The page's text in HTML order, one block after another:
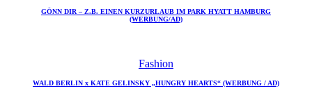
GÖNN DIR – Z.B. EINEN KURZURLAUB IM PARK HYATT HAMBURG
(WERBUNG/AD)
Fashion
WALD BERLIN x KATE GELINSKY „HUNGRY HEARTS“ (WERBUNG / AD)